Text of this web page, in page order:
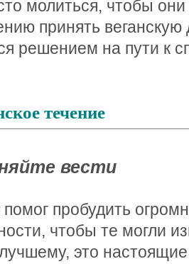
молиться, чтобы
принять веганскую
решением на пути к
течение
вести
помог пробудить
чтобы те могли
это